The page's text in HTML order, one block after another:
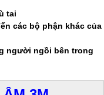
tai
các bộ phận khác của
người ngồi bên trong